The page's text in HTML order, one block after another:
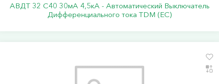
АВДТ 32 C40 30мА 4,5кА - Автоматический Выключатель
Дифференциального тока TDM (ЕС)